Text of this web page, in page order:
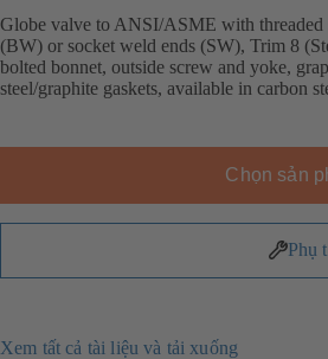
Globe valve to ANSI/ASME with threaded
(BW) or socket weld ends (SW), Trim 8
bolted bonnet, outside screw and yoke,
steel/graphite gaskets, available in carbon
Chọn sản
Phụ
Xem tất cả tài liệu và tải xuống